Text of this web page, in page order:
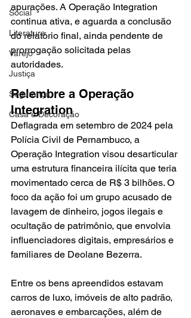
Social
Literatura
Varejo
Justiça
Segurança
Casa e Decoração
apurações. A Operação Integration
continua ativa, e aguarda a conclusão
do relatório final, ainda pendente de
prorrogação solicitada pelas
autoridades.
Relembre a Operação
Integration
Deflagrada em setembro de 2024 pela
Polícia Civil de Pernambuco, a
Operação Integration visou desarticular
uma estrutura financeira ilícita que teria
movimentado cerca de R$ 3 bilhões. O
foco da ação foi um grupo acusado de
lavagem de dinheiro, jogos ilegais e
ocultação de patrimônio, que envolvia
influenciadores digitais, empresários e
familiares de Deolane Bezerra.
Entre os bens apreendidos estavam
carros de luxo, imóveis de alto padrão,
aeronaves e embarcações, além de